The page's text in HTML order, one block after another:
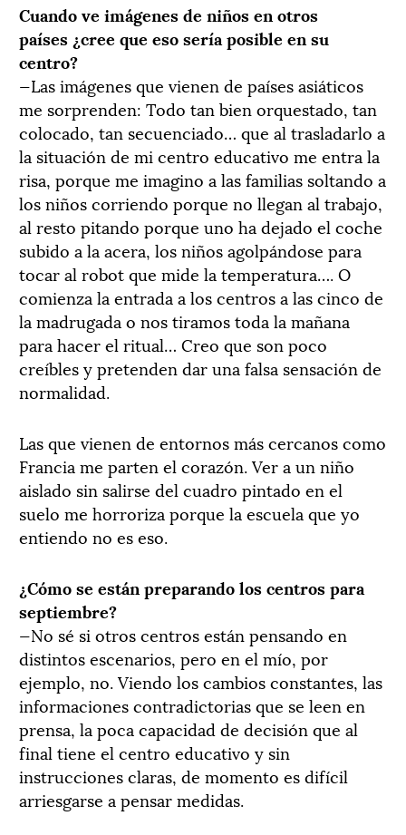
Cuando ve imágenes de niños en otros
países ¿cree que eso sería posible en su
centro?
—Las imágenes que vienen de países asiáticos
me sorprenden: Todo tan bien orquestado, tan
colocado, tan secuenciado… que al trasladarlo a
la situación de mi centro educativo me entra la
risa, porque me imagino a las familias soltando a
los niños corriendo porque no llegan al trabajo,
al resto pitando porque uno ha dejado el coche
subido a la acera, los niños agolpándose para
tocar al robot que mide la temperatura…. O
comienza la entrada a los centros a las cinco de
la madrugada o nos tiramos toda la mañana
para hacer el ritual… Creo que son poco
creíbles y pretenden dar una falsa sensación de
normalidad.
Las que vienen de entornos más cercanos como
Francia me parten el corazón. Ver a un niño
aislado sin salirse del cuadro pintado en el
suelo me horroriza porque la escuela que yo
entiendo no es eso.
¿Cómo se están preparando los centros para
septiembre?
—No sé si otros centros están pensando en
distintos escenarios, pero en el mío, por
ejemplo, no. Viendo los cambios constantes, las
informaciones contradictorias que se leen en
prensa, la poca capacidad de decisión que al
final tiene el centro educativo y sin
instrucciones claras, de momento es difícil
arriesgarse a pensar medidas.